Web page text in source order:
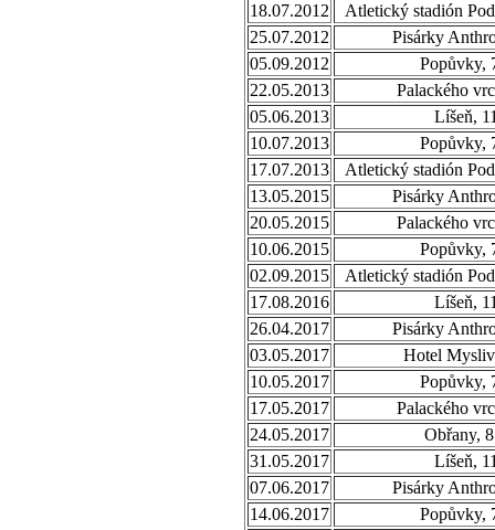
18.07.2012
Atletický stadión
25.07.2012
Pisárky
05.09.2012
Popůvky,
22.05.2013
Palackého
05.06.2013
Líšeň,
10.07.2013
Popůvky,
17.07.2013
Atletický stadión
13.05.2015
Pisárky
20.05.2015
Palackého
10.06.2015
Popůvky,
02.09.2015
Atletický stadión
17.08.2016
Líšeň,
26.04.2017
Pisárky
03.05.2017
Hotel
10.05.2017
Popůvky,
17.05.2017
Palackého
24.05.2017
Obřany,
31.05.2017
Líšeň,
07.06.2017
Pisárky
14.06.2017
Popůvky,